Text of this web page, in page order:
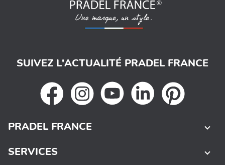
PRADEL FRANCE
SERVICES
SUIVEZ L'ACTUALITÉ PRADEL FRANCE